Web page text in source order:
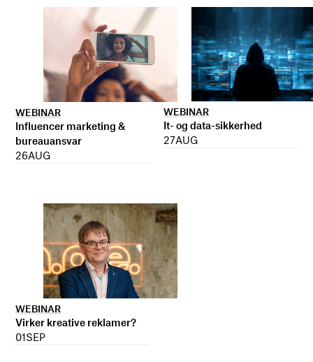
WEBINAR
Influencer marketing &
bureauansvar
26AUG
WEBINAR
It- og data-sikkerhed
27AUG
WEBINAR
Virker kreative reklamer?
01SEP